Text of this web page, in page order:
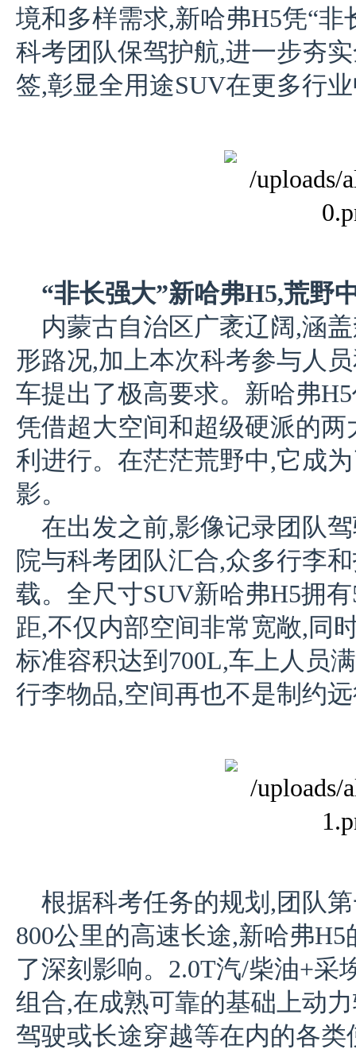
境和多样需求,新哈弗H5凭“
科考团队保驾护航,进一步夯
签,彰显全用途SUV在更多行
“非长强大”新哈弗H5,荒野
内蒙古自治区广袤辽阔,涵
形路况,加上本次科考参与人
车提出了极高要求。新哈弗
凭借超大空间和超级硬派的
利进行。在茫茫荒野中,它成
影。
在出发之前,影像记录团队
院与科考团队汇合,众多行李
载。全尺寸SUV新哈弗H5拥
距,不仅内部空间非常宽敞,同
标准容积达到700L,车上人员
行李物品,空间再也不是制约
根据科考任务的规划,团队
800公里的高速长途,新哈弗
了深刻影响。2.0T汽/柴油+采
组合,在成熟可靠的基础上动
驾驶或长途穿越等在内的各